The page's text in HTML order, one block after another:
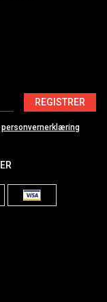
REGISTRER
personvernerklæring